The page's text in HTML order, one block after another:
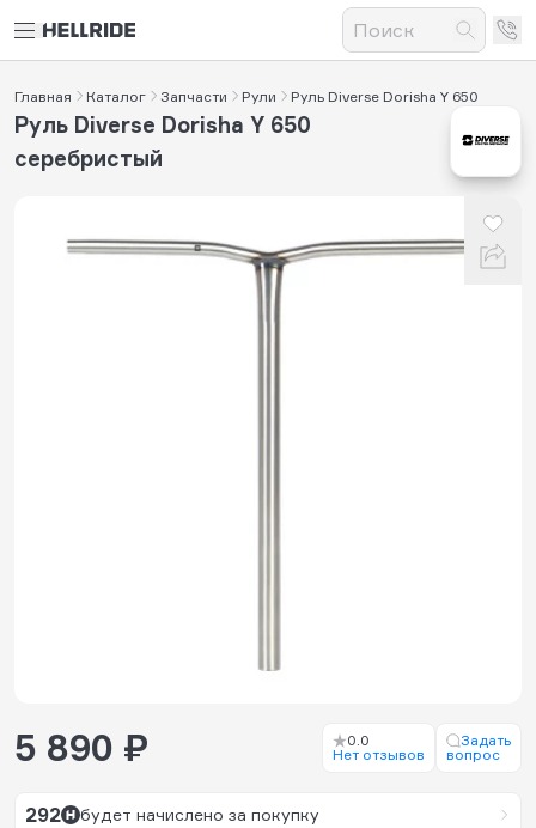
Главная Каталог Запчасти Рули Руль Diverse Dorisha Y 650
Руль Diverse Dorisha Y 650
серебристый
5 890 ₽
0.0
Нет отзывов
Задать
вопрос
292 будет начислено за покупку